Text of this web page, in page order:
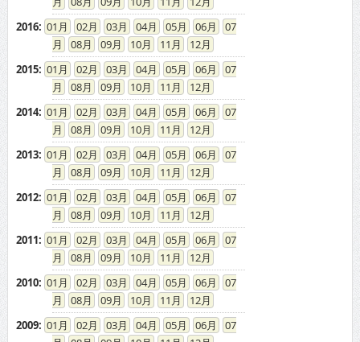
2016: 01 02 03 04 05 06
07
08
09 10 11
12
2015: 01 02 03 04 05 06
07
08
09 10 11
12
2014: 01 02 03 04 05 06
07
08
09 10 11
12
2013: 01 02 03 04 05 06
07
08
09 10 11
12
2012: 01 02 03 04 05 06
07
08
09 10 11
12
2011: 01 02 03 04 05 06
07
08
09 10 11
12
2010: 01 02 03 04 05 06
07
08
09 10 11
12
2009: 01 02 03 04 05 06
07